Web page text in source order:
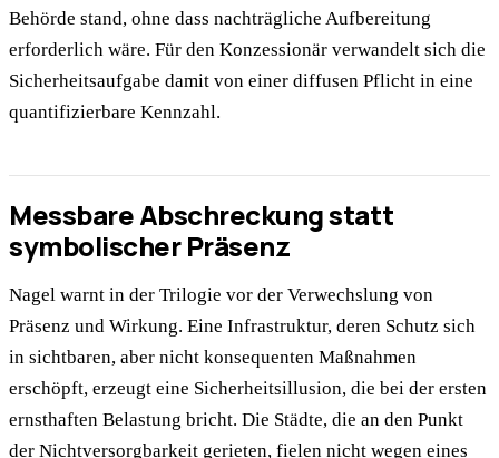
Behörde stand, ohne dass nachträgliche Aufbereitung
erforderlich wäre. Für den Konzessionär verwandelt sich die
Sicherheitsaufgabe damit von einer diffusen Pflicht in eine
quantifizierbare Kennzahl.
Messbare Abschreckung statt
symbolischer Präsenz
Nagel warnt in der Trilogie vor der Verwechslung von
Präsenz und Wirkung. Eine Infrastruktur, deren Schutz sich
in sichtbaren, aber nicht konsequenten Maßnahmen
erschöpft, erzeugt eine Sicherheitsillusion, die bei der ersten
ernsthaften Belastung bricht. Die Städte, die an den Punkt
der Nichtversorgbarkeit gerieten, fielen nicht wegen eines